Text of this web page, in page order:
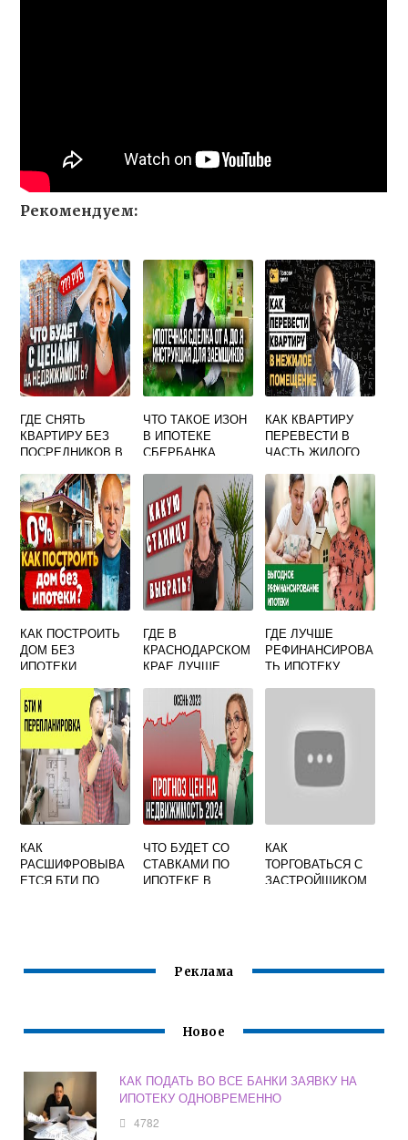
Рекомендуем:
ГДЕ СНЯТЬ
КВАРТИРУ БЕЗ
ПОСРЕДНИКОВ В
ЧТО ТАКОЕ ИЗОН
В ИПОТЕКЕ
СБЕРБАНКА
КАК КВАРТИРУ
ПЕРЕВЕСТИ В
ЧАСТЬ ЖИЛОГО
КАК ПОСТРОИТЬ
ДОМ БЕЗ
ИПОТЕКИ
ГДЕ В
КРАСНОДАРСКОМ
КРАЕ ЛУЧШЕ
ПМЖ НЕДАЛЕКО
ОТ МОРЯ
ГДЕ ЛУЧШЕ
РЕФИНАНСИРОВА
ТЬ ИПОТЕКУ
КАК
РАСШИФРОВЫВА
ЕТСЯ БТИ ПО
ЧТО БУДЕТ СО
СТАВКАМИ ПО
ИПОТЕКЕ В
КАК
ТОРГОВАТЬСЯ С
ЗАСТРОЙЩИКОМ
Реклама
Новое
КАК ПОДАТЬ ВО ВСЕ БАНКИ ЗАЯВКУ НА
ИПОТЕКУ ОДНОВРЕМЕННО
4782